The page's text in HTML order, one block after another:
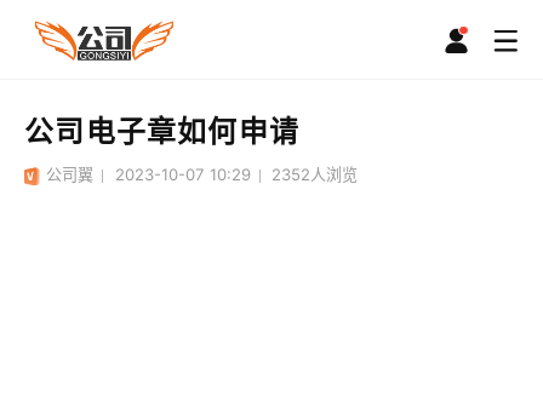
公司电子章如何申请
公司翼 2023-10-07 10:29 2352人浏览